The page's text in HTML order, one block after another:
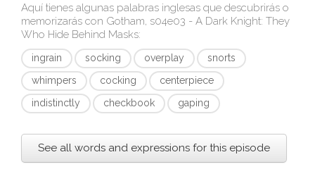
Aquí tienes algunas palabras inglesas que descubrirás o
memorizarás con Gotham, s04e03 - A Dark Knight: They
Who Hide Behind Masks:
ingrain socking overplay
snorts
whimpers
cocking
centerpiece
indistinctly
checkbook gaping
See all words and expressions for this episode